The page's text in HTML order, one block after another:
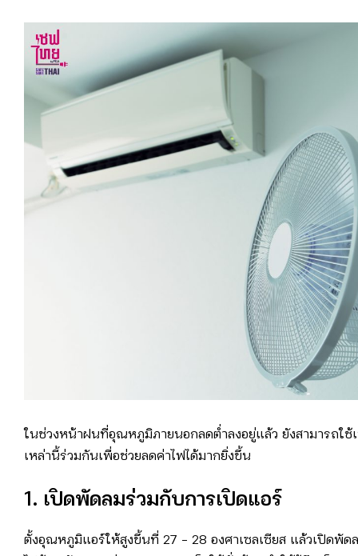
ในช่วงหน้าฝนที่อุณหภูมิภายนอกลดต่ำลงอยู่แล้ว ยังสามารถใช้
เหล่านี้ร่วมกันเพื่อช่วยลดค่าไฟได้มากยิ่งขึ้น
1. เปิดพัดลมร่วมกับการเปิดแอร์
ตั้งอุณหภูมิแอร์ให้สูงขึ้นที่ 27 – 28 องศาเซลเซียส แล้วเปิดพัด